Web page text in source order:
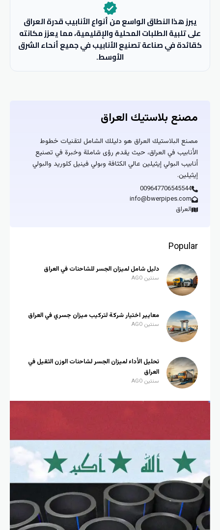
verified
يبرز هذا النطاق الواسع من أنواع الأنابيب قدرة العراق
على تلبية الطلبات المحلية والإقليمية، مما يعزز مكانته
كقائدة في صناعة تصنيع الأنابيب في جميع أنحاء الشرق
الأوسط.
مصنع بلاستيك العراق
مصنع البلاستيك العراق هو دليلك الشامل لتقنيات خطوط
الأنابيب في العراق، حيث يقدم رؤى شاملة وخبرة في تصنيع
أنابيب البولي إيثيلين عالي الكثافة وبولي فينيل كلوريد والبولي
إيثيلين.
009647706545544
info@bwerpipes.com
العراق
Popular
دليل شامل لميزان الجسر للشاحنات في العراق
سنتين AGO
معايير اختيار شركة لتركيب ميزان جسري في العراق
سنتين AGO
تحليل الأداء لميزان الجسر لشاحنات الوزن الثقيل في
العراق
سنتين AGO